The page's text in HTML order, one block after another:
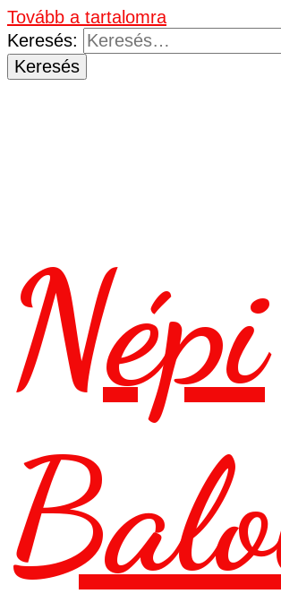
Tovább a tartalomra
Keresés:
Népi